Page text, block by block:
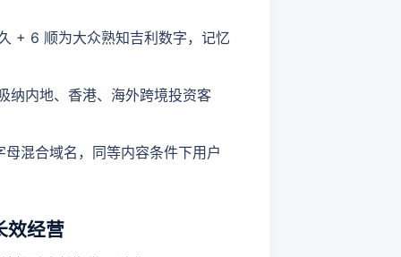
+ 6 顺为大众熟知吉利数字，记忆
纳内地、香港、海外跨境投资客
混合域名，同等内容条件下用户
效经营